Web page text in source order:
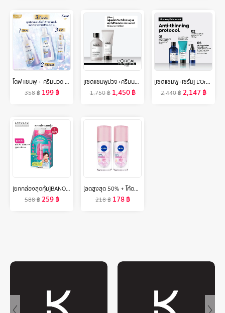
โดฟ แชมพู + ครีมนวด ชายน์สีน้ำเงิน 350มล x2 + เซรั่ม 95 มล DOVE Shampoo + Hair conditioner Shine 350ML X 2 + Serum 95ML
358฿ 199฿
[เซตแชมพูม่วง+ครีมนวด] L'Oreal Professionnel SERIE EXPERT SILVER แชมพูม่วงดูแลผมสีหม่น 300 มล. & คอนดิชันเนอร์ 200 มล. (L'Oreal Pro,L'Oreal Professional,LOreal Pro,LOreal Professional)
1,750฿ 1,450฿
[เซตแชมพู+เซรั่ม] L'Oreal Professionnel SERIOXYL ADVANCED SHAMPOO 300ML & DENSIFYING SERUM 90ML (แชมพูแก้ผมร่วง,ผมร่วง,L'Oreal Pro,L'Oreal Professional,LOreal Pro,LOreal Professional)
2,440฿2,147฿
[ยกกล่องสุดคุ้ม]BANOBAGI Acne & Pore Korean Morning Mask บาโนบากิ แอคเน่ แอนด์ พอร์ โคเรียน มอร์นิ่ง มาสก์ (1 กล่อง = 6 ซอง)
588฿259฿
[ลดสูงสุด 50% + โค้ดลดเพิ่ม 20%]นีเวียไบรท์เทนนิ่ง ดีพ เซรั่ม ฮอกไกโด โรส โรลออน ระงับกลิ่นกาย สำหรับผู้หญิง 40 มล. 2 ชิ้น NIVEA
218฿ 178฿